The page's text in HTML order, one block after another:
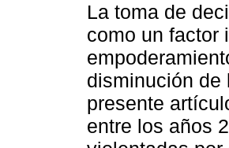
La toma de
como un factor
disminución de
presente
entre los años